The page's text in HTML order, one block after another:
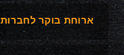
ארוחת בוקר לחברות